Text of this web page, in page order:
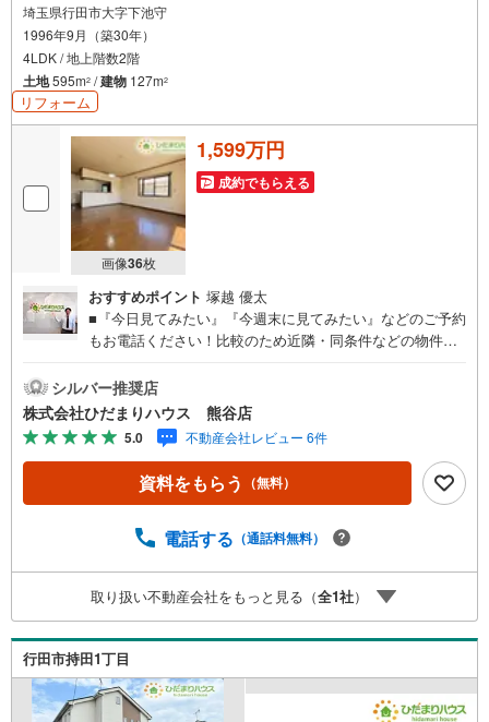
埼玉県行田市大字下池守
1996年9月（築30年）
4LDK / 地上階数2階
土地595m2 /建物 127m2
リフォーム
画像36枚
1,599万円
成約でもらえる
おすすめポイント 塚越 優太
■『今日見てみたい』『今週末に見てみたい』などのご予約
もお電話ください！比較のため近隣・同条件などの物件も
大変ご好評をいただいております！ ■難しいイメージのあ
る住宅ローンは、経験のあるスタッフが丁寧にお手伝いし
ますのでご安心ください！お客様に1番の住宅ローンをご提
案いたします！■住宅ローンについて教えて欲しい■ローン
が組めるかどうか事前審査のみも受付中です！■ご希望条件
が決まっていないお客様も大歓迎です！マイホーム探し
の住宅購入できます！ ■他社様でご紹介されている物件も
紹介可能！■お忙しいときは現地待合せ＆現地解散できま
す。■平日のご見学希望大歓迎です！ ■住宅ローンアドバイ
ザーが銀行手続きをお手伝い致します。店内にはキッズス
ペースがあり、お子様連れのお客様もおうち探し・ご相談
に集中していただけます☆ お子様に『またひだまりハウス
に行きたい！』と言って貰えるようなお店です■新規物件・
価格変更の情報がとてもスピーディーです。
シルバー推奨店
株式会社ひだまりハウス 熊谷店
5.0 不動産会社レビュー 6件
資料をもらう （無料）
電話する （通話料無料）
取り扱い不動産会社をもっと見る（全1社）
行田市持田1丁目